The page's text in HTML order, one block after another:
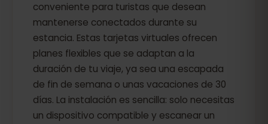
conveniente para turistas que desean
mantenerse conectados durante su
estancia. Estas tarjetas virtuales ofrecen
planes flexibles que se adaptan a la
duración de tu viaje, ya sea una escapada
de fin de semana o unas vacaciones de 30
días. La instalación es sencilla: solo necesitas
un dispositivo compatible y escanear un